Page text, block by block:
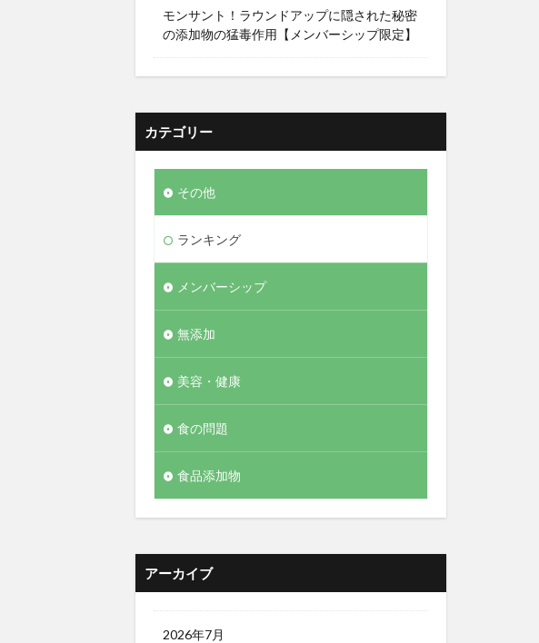
モンサント！ラウンドアップに隠された秘密
の添加物の猛毒作用【メンバーシップ限定】
カテゴリー
その他
ランキング
メンバーシップ
無添加
美容・健康
食の問題
食品添加物
アーカイブ
2026年7月